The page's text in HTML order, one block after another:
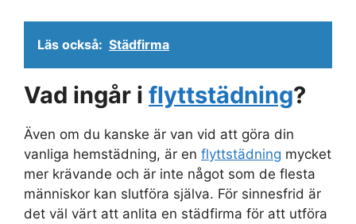
Läs också: Städfirma
Vad ingår i flyttstädning?
Även om du kanske är van vid att göra din
vanliga hemstädning, är en flyttstädning mycket
mer krävande och är inte något som de flesta
människor kan slutföra själva. För sinnesfrid är
det väl värt att anlita en städfirma för att utföra